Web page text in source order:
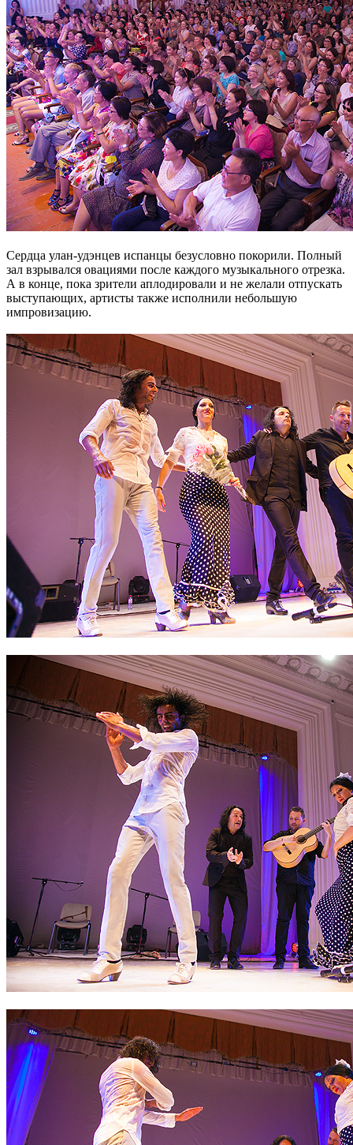
Сердца улан-удэнцев испанцы безусловно покорили. Полный
зал взрывался овациями после каждого музыкального отрезка.
А в конце, пока зрители аплодировали и не желали отпускать
выступающих, артисты также исполнили небольшую
импровизацию.